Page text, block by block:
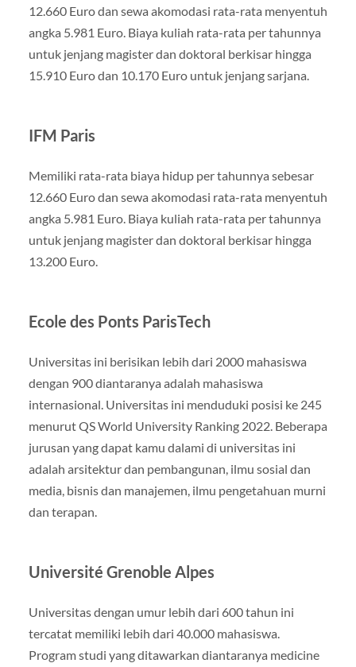
12.660 Euro dan sewa akomodasi rata-rata menyentuh
angka 5.981 Euro. Biaya kuliah rata-rata per tahunnya
untuk jenjang magister dan doktoral berkisar hingga
15.910 Euro dan 10.170 Euro untuk jenjang sarjana.
IFM Paris
Memiliki rata-rata biaya hidup per tahunnya sebesar
12.660 Euro dan sewa akomodasi rata-rata menyentuh
angka 5.981 Euro. Biaya kuliah rata-rata per tahunnya
untuk jenjang magister dan doktoral berkisar hingga
13.200 Euro.
Ecole des Ponts ParisTech
Universitas ini berisikan lebih dari 2000 mahasiswa
dengan 900 diantaranya adalah mahasiswa
internasional. Universitas ini menduduki posisi ke 245
menurut QS World University Ranking 2022. Beberapa
jurusan yang dapat kamu dalami di universitas ini
adalah arsitektur dan pembangunan, ilmu sosial dan
media, bisnis dan manajemen, ilmu pengetahuan murni
dan terapan.
Université Grenoble Alpes
Universitas dengan umur lebih dari 600 tahun ini
tercatat memiliki lebih dari 40.000 mahasiswa.
Program studi yang ditawarkan diantaranya medicine